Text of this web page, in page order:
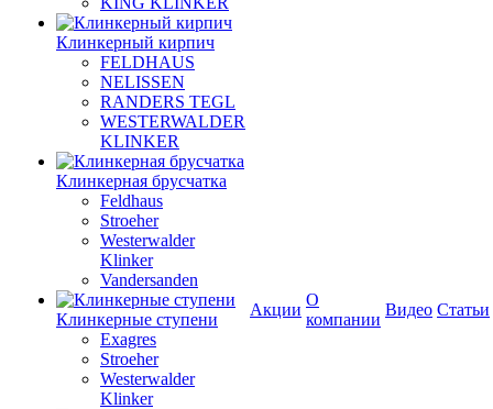
Клинкерный кирпич
FELDHAUS
NELISSEN
RANDERS TEGL
WESTERWALDER
KLINKER
Клинкерная брусчатка
Feldhaus
Stroeher
Westerwalder
Klinker
Vandersanden
Клинкерные ступени
Exagres
Stroeher
Westerwalder
Klinker
Акции
О
компании
Видео Статьи